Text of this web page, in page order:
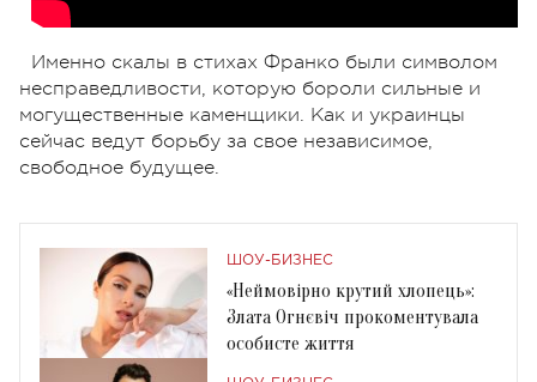
Именно скалы в стихах Франко были символом
несправедливости, которую бороли сильные и
могущественные каменщики. Как и украинцы
сейчас ведут борьбу за свое независимое,
свободное будущее.
ШОУ-БИЗНЕС
«Неймовірно крутий хлопець»:
Злата Огнєвіч прокоментувала
особисте життя